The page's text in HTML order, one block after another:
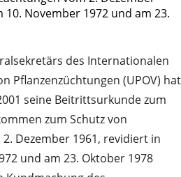
November 1972 und am 23.
des Internationalen
Pflanzenzüchtungen (UPOV) hat
seine Beitrittsurkunde zum
zum Schutz von
Dezember 1961, revidiert in
und am 23. Oktober 1978